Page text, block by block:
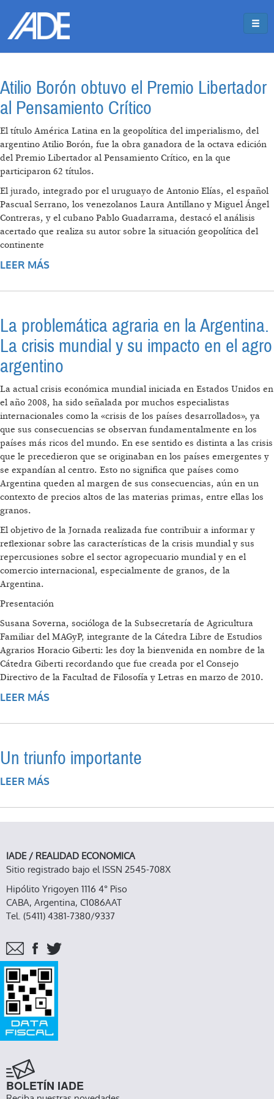
Atilio Borón obtuvo el Premio Libertador
al Pensamiento Crítico
El título América Latina en la geopolítica del imperialismo, del
argentino Atilio Borón, fue la obra ganadora de la octava edición
del Premio Libertador al Pensamiento Crítico, en la que
participaron 62 títulos.
El jurado, integrado por el uruguayo de Antonio Elías, el español
Pascual Serrano, los venezolanos Laura Antillano y Miguel Ángel
Contreras, y el cubano Pablo Guadarrama, destacó el análisis
acertado que realiza su autor sobre la situación geopolítica del
continente
LEER MÁS
La problemática agraria en la Argentina.
La crisis mundial y su impacto en el agro
argentino
La actual crisis económica mundial iniciada en Estados Unidos en
el año 2008, ha sido señalada por muchos especialistas
internacionales como la «crisis de los países desarrollados», ya
que sus consecuencias se observan fundamentalmente en los
países más ricos del mundo. En ese sentido es distinta a las crisis
que le precedieron que se originaban en los países emergentes y
se expandían al centro. Esto no significa que países como
Argentina queden al margen de sus consecuencias, aún en un
contexto de precios altos de las materias primas, entre ellas los
granos.
El objetivo de la Jornada realizada fue contribuir a informar y
reflexionar sobre las características de la crisis mundial y sus
repercusiones sobre el sector agropecuario mundial y en el
comercio internacional, especialmente de granos, de la
Argentina.
Presentación
Susana Soverna, socióloga de la Subsecretaría de Agricultura
Familiar del MAGyP, integrante de la Cátedra Libre de Estudios
Agrarios Horacio Giberti: les doy la bienvenida en nombre de la
Cátedra Giberti recordando que fue creada por el Consejo
Directivo de la Facultad de Filosofía y Letras en marzo de 2010.
LEER MÁS
IMPACTO EN EL AGRO ARGENTINO
Un triunfo importante
LEER MÁS
IADE / REALIDAD ECONOMICA
Sitio registrado bajo el ISSN 2545-708X
Hipólito Yrigoyen 1116 4° Piso
CABA, Argentina, C1086AAT
Tel. (5411) 4381-7380/9337
BOLETÍN IADE